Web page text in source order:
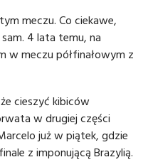
meczu. Co ciekawe,
4 lata temu, na
w meczu półfinałowym z
cieszyć kibiców
w drugiej części
już w piątek, gdzie
z imponującą Brazylią.